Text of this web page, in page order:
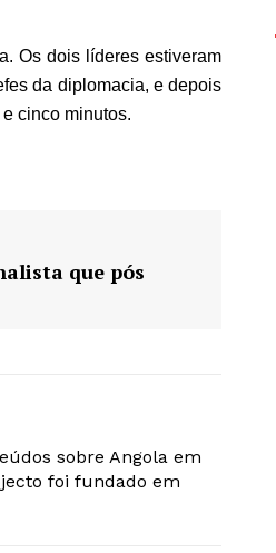
Os dois líderes estiveram
da diplomacia, e depois
cinco minutos.
que pós
sobre Angola em
foi fundado em